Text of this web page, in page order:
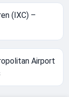
(IXC) –
Airport